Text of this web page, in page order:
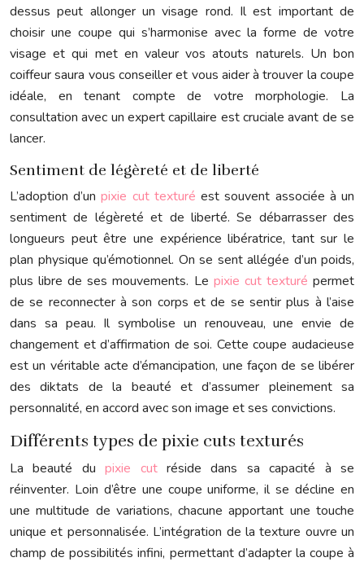
dessus peut allonger un visage rond. Il est important de
choisir une coupe qui s’harmonise avec la forme de votre
visage et qui met en valeur vos atouts naturels. Un bon
coiffeur saura vous conseiller et vous aider à trouver la coupe
idéale, en tenant compte de votre morphologie. La
consultation avec un expert capillaire est cruciale avant de se
lancer.
Sentiment de légèreté et de liberté
L’adoption d’unpixie cut texturéest souvent associée à un
sentiment de légèreté et de liberté. Se débarrasser des
longueurs peut être une expérience libératrice, tant sur le
plan physique qu’émotionnel. On se sent allégée d’un poids,
plus libre de ses mouvements. Le pixie cut texturépermet
de se reconnecter à son corps et de se sentir plus à l’aise
dans sa peau. Il symbolise un renouveau, une envie de
changement et d’affirmation de soi. Cette coupe audacieuse
est un véritable acte d’émancipation, une façon de se libérer
des diktats de la beauté et d’assumer pleinement sa
personnalité, en accord avec son image et ses convictions.
Différents types de pixie cuts texturés
La beauté dupixie cutréside dans sa capacité à se
réinventer. Loin d’être une coupe uniforme, il se décline en
une multitude de variations, chacune apportant une touche
unique et personnalisée. L’intégration de la texture ouvre un
champ de possibilités infini, permettant d’adapter la coupe à